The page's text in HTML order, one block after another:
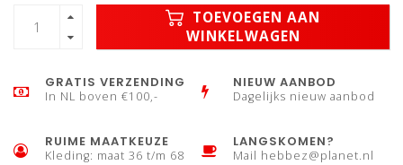
TOEVOEGEN AAN
WINKELWAGEN
GRATIS VERZENDING
In NL boven €100,-
NIEUW AANBOD
Dagelijks nieuw aanbod
RUIME MAATKEUZE
Kleding: maat 36 t/m 68
LANGSKOMEN?
Mail hebbez@planet.nl